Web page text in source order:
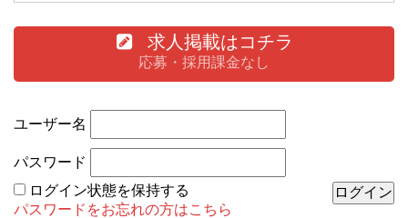
求人掲載はコチラ
応募・採用課金なし
ユーザー名
パスワード
ログイン状態を保持する
パスワードをお忘れの方はこちら